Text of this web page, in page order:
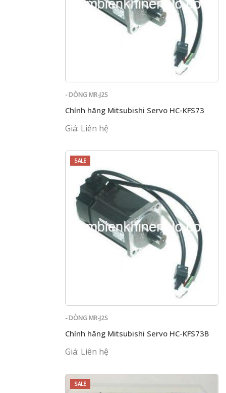
- DÒNG MR-J2S
Chính hãng Mitsubishi Servo HC-KFS73
Giá: Liên hệ
SALE
- DÒNG MR-J2S
Chính hãng Mitsubishi Servo HC-KFS73B
Giá: Liên hệ
SALE